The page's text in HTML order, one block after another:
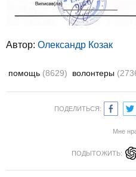
Автор: Олександр Козак
помощь (8629) волонтеры
ПОДЕЛИТЬСЯ:
Мне
ПОДЫТОЖИТЬ: